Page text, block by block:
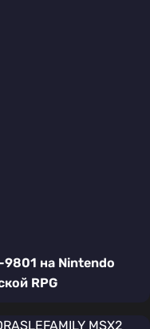
9801 на Nintendo
RPG